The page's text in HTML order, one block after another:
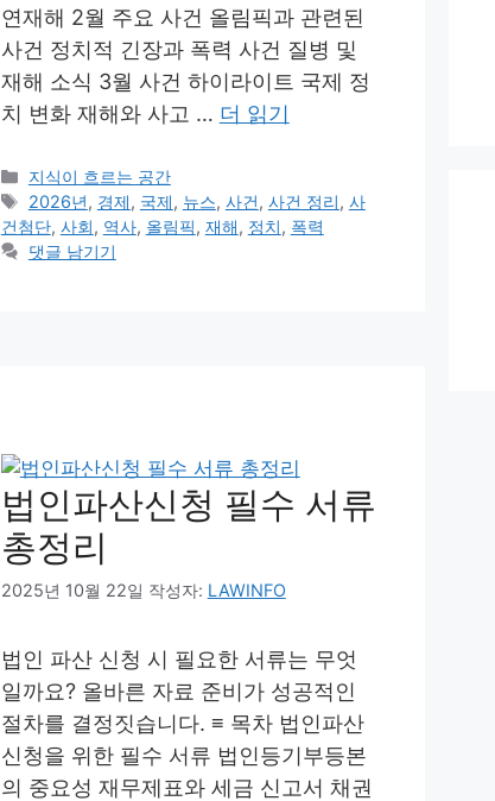
연재해 2월 주요 사건 올림픽과 관련된
사건 정치적 긴장과 폭력 사건 질병 및
재해 소식 3월 사건 하이라이트 국제 정
치 변화 재해와 사고 … 더 읽기
카
테
고
리
지식이 흐르는 공간
태
그
2026년, 경제, 국제, 뉴스, 사건, 사건 정리, 사
건첨단, 사회, 역사, 올림픽, 재해, 정치, 폭력
댓글 남기기
법인파산신청 필수 서류
총정리
2025년 10월 22일 작성자: LAWINFO
법인 파산 신청 시 필요한 서류는 무엇
일까요? 올바른 자료 준비가 성공적인
절차를 결정짓습니다. ≡ 목차 법인파산
신청을 위한 필수 서류 법인등기부등본
의 중요성 재무제표와 세금 신고서 채권